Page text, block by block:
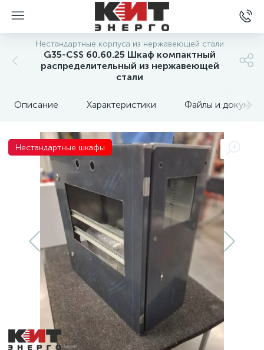
Нестандартные корпуса из нержавеющей стали
G35-CSS 60.60.25 Шкаф компактный
распределительный из нержавеющей
стали
Описание Характеристики Файлы и
Нестандартные шкафы